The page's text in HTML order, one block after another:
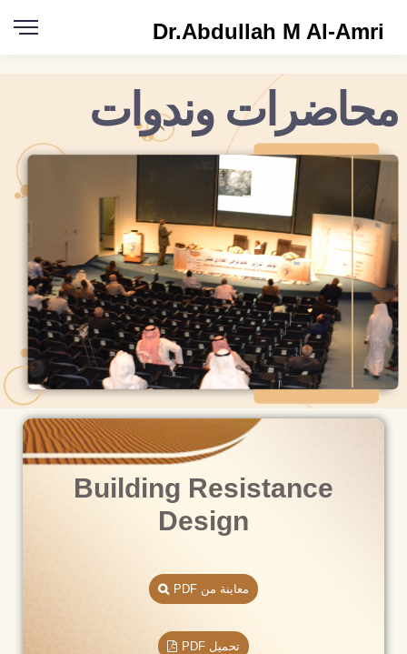
Dr.Abdullah M Al-Amri
محاضرات وندوات
Building Resistance
Design
معاينة من PDF
تحميل PDF